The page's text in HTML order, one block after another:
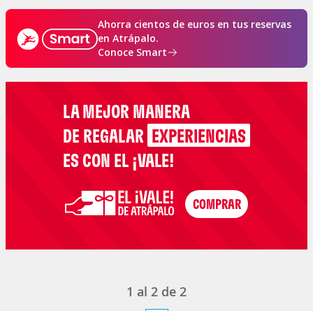
Ahorra cientos de euros en tus reservas
en Atrápalo.
Conoce Smart
LA MEJOR MANERA
DE REGALAR EXPERIENCIAS
ES CON EL ¡VALE!
1 al 2 de 2